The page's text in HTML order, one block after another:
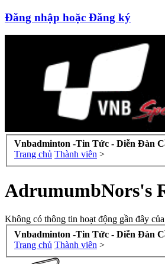
Đăng nhập hoặc Đăng ký
Vnbadminton -Tin Tức - Diễn Đàn
Trang chủ Thành viên >
AdrumumbNors's
Không có thông tin hoạt động gần đây
Vnbadminton -Tin Tức - Diễn Đàn
Trang chủ Thành viên >